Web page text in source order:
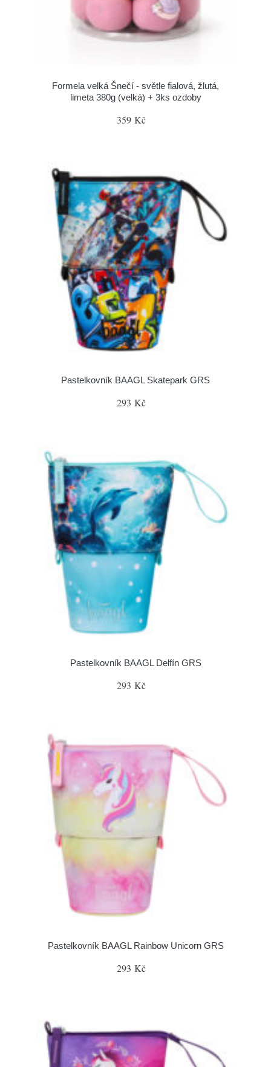
Formela velká Šnečí - světle fialová, žlutá,
limeta 380g (velká) + 3ks ozdoby
359 Kč
Pastelkovník BAAGL Skatepark GRS
293 Kč
Pastelkovník BAAGL Delfín GRS
293 Kč
Pastelkovník BAAGL Rainbow Unicorn GRS
293 Kč